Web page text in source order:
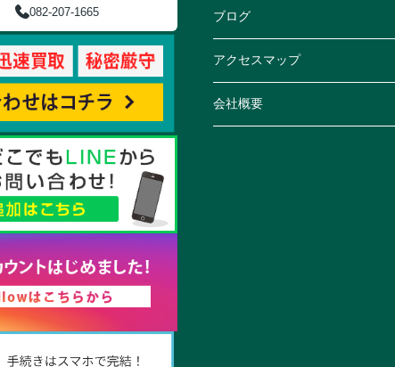
082-207-1665 ブログ
アクセスマップ
会社概要